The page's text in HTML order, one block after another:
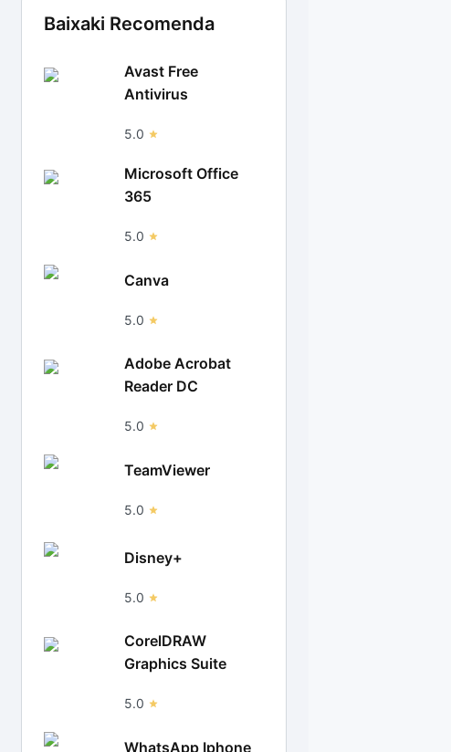
Baixaki Recomenda
Avast Free
Antivirus
5.0
Microsoft Office
365
5.0
Canva
5.0
Adobe Acrobat
Reader DC
5.0
TeamViewer
5.0
Disney+
5.0
CorelDRAW
Graphics Suite
5.0
WhatsApp Iphone